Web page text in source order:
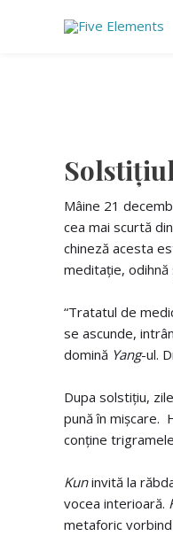
Mâine 21
cea mai scurtă
chineză acesta
meditație, odihnă
“Tratatul de
se ascunde,
domină Yang-ul.
Dupa solstițiu,
pună în mișcare.
conține trigramele
Kuninvită la
vocea interioară.
metaforic